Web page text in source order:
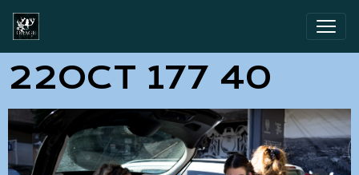
22OCT 177 40